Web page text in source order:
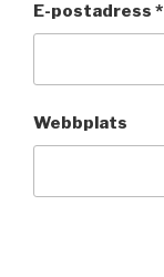
E-postadress *
Webbplats